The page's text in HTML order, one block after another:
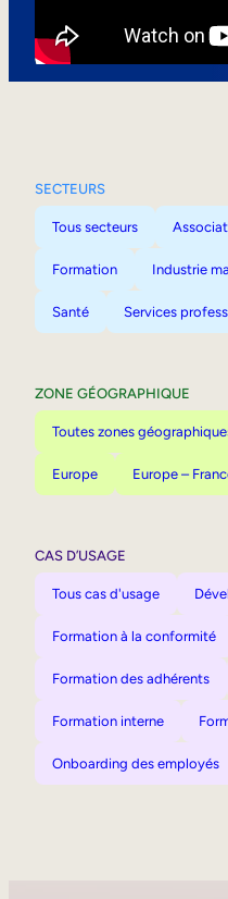
SECTEURS
Tous secteurs
Formation Industrie
Santé Services
ZONE GÉOGRAPHIQUE
Toutes zones
Europe Europe –
CAS D’USAGE
Tous cas d'usage
Formation à la conformité
Formation des adhérents
Formation interne
Onboarding des employés